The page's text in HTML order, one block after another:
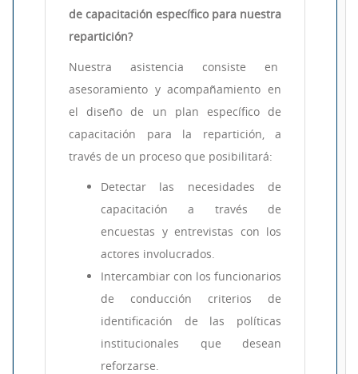
de capacitación específico para nuestra
repartición?
Nuestra asistencia consiste en
asesoramiento y acompañamiento en
el diseño de un plan específico de
capacitación para la repartición, a
través de un proceso que posibilitará:
Detectar las necesidades de
capacitación a través de
encuestas y entrevistas con los
actores involucrados.
Intercambiar con los funcionarios
de conducción criterios de
identificación de las políticas
institucionales que desean
reforzarse.